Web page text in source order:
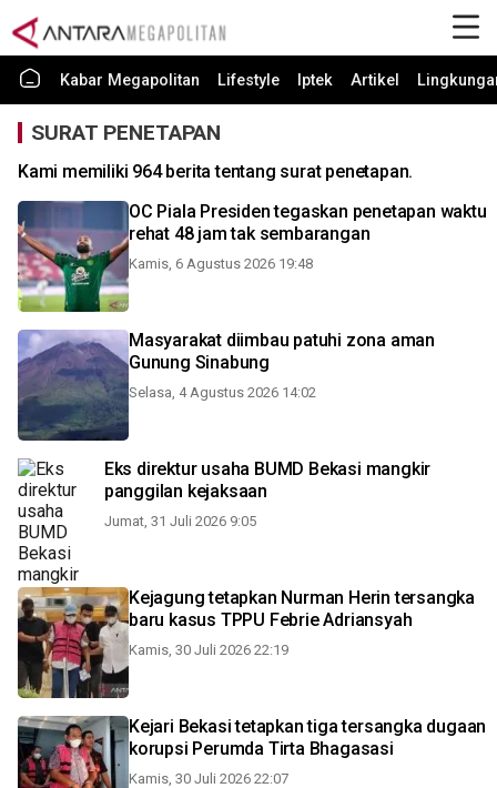
Kabar Megapolitan Lifestyle Iptek Artikel
SURAT PENETAPAN
Kami memiliki 964 berita tentang surat penetapan.
OC Piala Presiden tegaskan penetapan waktu
rehat 48 jam tak sembarangan
Kamis, 6 Agustus 2026 19:48
Masyarakat diimbau patuhi zona aman
Gunung Sinabung
Selasa, 4 Agustus 2026 14:02
Eks direktur usaha BUMD Bekasi mangkir
panggilan kejaksaan
Jumat, 31 Juli 2026 9:05
Kejagung tetapkan Nurman Herin tersangka
baru kasus TPPU Febrie Adriansyah
Kamis, 30 Juli 2026 22:19
Kejari Bekasi tetapkan tiga tersangka dugaan
korupsi Perumda Tirta Bhagasasi
Kamis, 30 Juli 2026 22:07